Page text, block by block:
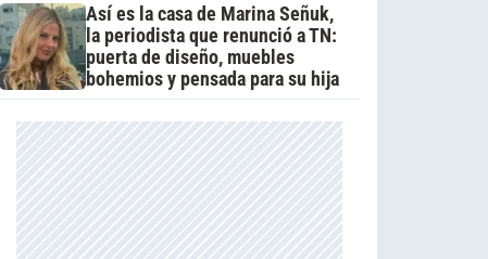
Así es la casa de Marina Señuk,
la periodista que renunció a TN:
puerta de diseño, muebles
bohemios y pensada para su hija